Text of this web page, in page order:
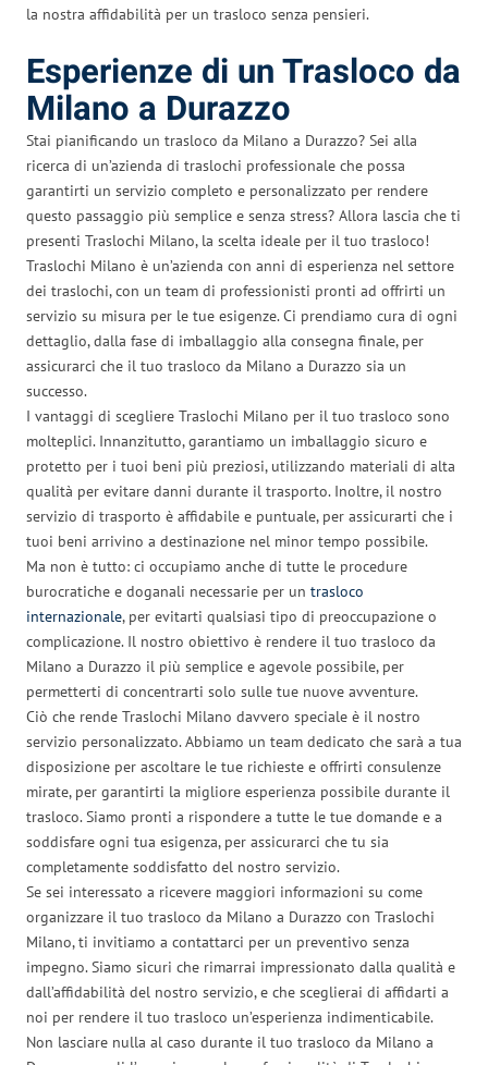
la nostra affidabilità per un trasloco senza pensieri.
Esperienze di un Trasloco da
Milano a Durazzo
Stai pianificando un trasloco da Milano a Durazzo? Sei alla
ricerca di un’azienda di traslochi professionale che possa
garantirti un servizio completo e personalizzato per rendere
questo passaggio più semplice e senza stress? Allora lascia che ti
presenti Traslochi Milano, la scelta ideale per il tuo trasloco!
Traslochi Milano è un’azienda con anni di esperienza nel settore
dei traslochi, con un team di professionisti pronti ad offrirti un
servizio su misura per le tue esigenze. Ci prendiamo cura di ogni
dettaglio, dalla fase di imballaggio alla consegna finale, per
assicurarci che il tuo trasloco da Milano a Durazzo sia un
successo.
I vantaggi di scegliere Traslochi Milano per il tuo trasloco sono
molteplici. Innanzitutto, garantiamo un imballaggio sicuro e
protetto per i tuoi beni più preziosi, utilizzando materiali di alta
qualità per evitare danni durante il trasporto. Inoltre, il nostro
servizio di trasporto è affidabile e puntuale, per assicurarti che i
tuoi beni arrivino a destinazione nel minor tempo possibile.
Ma non è tutto: ci occupiamo anche di tutte le procedure
burocratiche e doganali necessarie per un trasloco
internazionale, per evitarti qualsiasi tipo di preoccupazione o
complicazione. Il nostro obiettivo è rendere il tuo trasloco da
Milano a Durazzo il più semplice e agevole possibile, per
permetterti di concentrarti solo sulle tue nuove avventure.
Ciò che rende Traslochi Milano davvero speciale è il nostro
servizio personalizzato. Abbiamo un team dedicato che sarà a tua
disposizione per ascoltare le tue richieste e offrirti consulenze
mirate, per garantirti la migliore esperienza possibile durante il
trasloco. Siamo pronti a rispondere a tutte le tue domande e a
soddisfare ogni tua esigenza, per assicurarci che tu sia
completamente soddisfatto del nostro servizio.
Se sei interessato a ricevere maggiori informazioni su come
organizzare il tuo trasloco da Milano a Durazzo con Traslochi
Milano, ti invitiamo a contattarci per un preventivo senza
impegno. Siamo sicuri che rimarrai impressionato dalla qualità e
dall’affidabilità del nostro servizio, e che sceglierai di affidarti a
noi per rendere il tuo trasloco un’esperienza indimenticabile.
Non lasciare nulla al caso durante il tuo trasloco da Milano a